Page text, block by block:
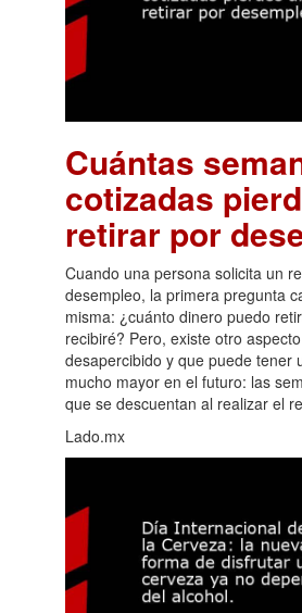
Cuántas
cotizadas
retirar por
Cuando una persona solicita un
desempleo, la primera pregunta
misma: ¿cuánto dinero puedo
recibiré? Pero, existe otro
desapercibido y que puede tener
mucho mayor en el futuro: las
que se descuentan al realizar el
Lado.mx